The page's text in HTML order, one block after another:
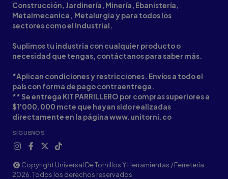
Construcción, Jardinería, Minería, Ebanistería,
Metalmecanica, Metalurgia y para todos los
sectores como el Industrial.
Suplimos tu industria con cualquier producto o
necesidad que tengas, contáctanos para saber más.
*Aplican condiciones y restricciones. Envíos a todo el
país con forma de pago contraentrega.
** Se entrega KIT PARRILLERO por compras superiores a
$1'000.000 mcte que hayan sido realizadas
directamente en la página www.unitorni.co
SÍGUENOS
Copyright Universal De Tornillos Y Herramientas / Ferretería
2026. Todos los derechos reservados.